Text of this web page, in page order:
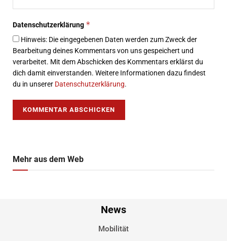
Datenschutzerklärung *
Hinweis: Die eingegebenen Daten werden zum Zweck der
Bearbeitung deines Kommentars von uns gespeichert und
verarbeitet. Mit dem Abschicken des Kommentars erklärst du
dich damit einverstanden. Weitere Informationen dazu findest
du in unserer Datenschutzerklärung.
Mehr aus dem Web
News
Mobilität